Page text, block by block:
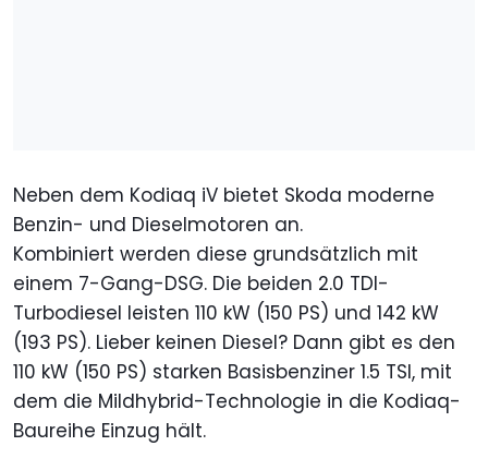
Neben dem Kodiaq iV bietet Skoda moderne
Benzin- und Dieselmotoren an.
Kombiniert werden diese grundsätzlich mit
einem 7-Gang-DSG. Die beiden 2.0 TDI-
Turbodiesel leisten 110 kW (150 PS) und 142 kW
(193 PS). Lieber keinen Diesel? Dann gibt es den
110 kW (150 PS) starken Basisbenziner 1.5 TSI, mit
dem die Mildhybrid-Technologie in die Kodiaq-
Baureihe Einzug hält.